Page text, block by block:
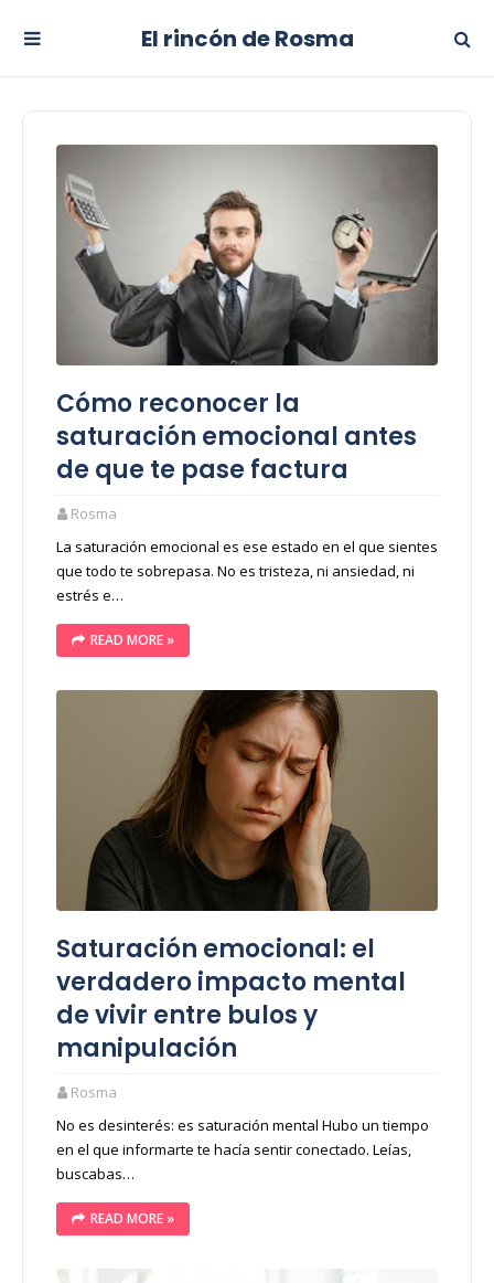
El rincón de Rosma
Cómo reconocer la
saturación emocional antes
de que te pase factura
Rosma
La saturación emocional es ese estado en el que sientes
que todo te sobrepasa. No es tristeza, ni ansiedad, ni
estrés e…
READ MORE »
Saturación emocional: el
verdadero impacto mental
de vivir entre bulos y
manipulación
Rosma
No es desinterés: es saturación mental Hubo un tiempo
en el que informarte te hacía sentir conectado. Leías,
buscabas…
READ MORE »